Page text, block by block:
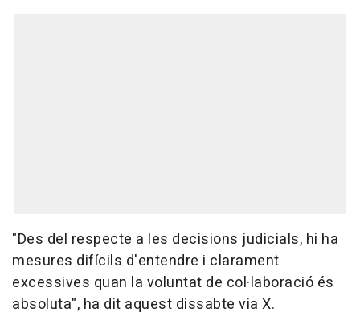
"Des del respecte a les decisions judicials, hi ha
mesures difícils d'entendre i clarament
excessives quan la voluntat de col·laboració és
absoluta", ha dit aquest dissabte via X.